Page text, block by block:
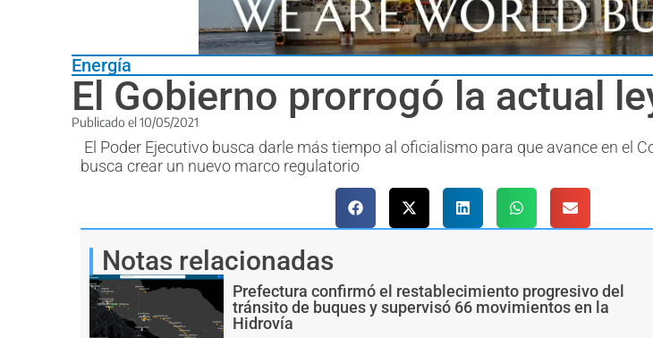
Energía
El Gobierno prorrogó la actual
Publicado el 10/05/2021
El Poder Ejecutivo busca darle más tiempo al oficialismo para que avance en el
busca crear un nuevo marco regulatorio
Notas relacionadas
Prefectura confirmó el restablecimiento progresivo del
tránsito de buques y supervisó 66 movimientos en la
Hidrovía